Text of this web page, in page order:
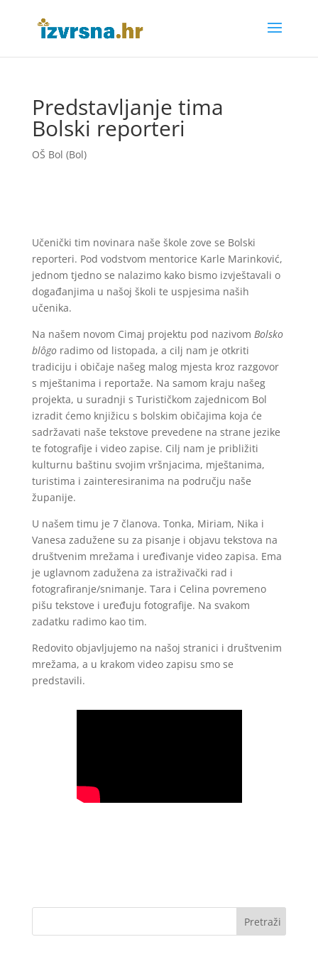
Predstavljanje tima
Bolski reporteri
OŠ Bol (Bol)
Učenički tim novinara naše škole zove se Bolski
reporteri. Pod vodstvom mentorice Karle Marinković,
jednom tjedno se nalazimo kako bismo izvještavali o
događanjima u našoj školi te uspjesima naših
učenika.
Na našem novom Cimaj projektu pod nazivom Bolsko
blôgoradimo od listopada, a cilj nam je otkriti
tradiciju i običaje našeg malog mjesta kroz razgovor
s mještanima i reportaže. Na samom kraju našeg
projekta, u suradnji s Turističkom zajednicom Bol
izradit ćemo knjižicu s bolskim običajima koja će
sadržavati naše tekstove prevedene na strane jezike
te fotografije i video zapise. Cilj nam je približiti
kulturnu baštinu svojim vršnjacima, mještanima,
turistima i zainteresiranima na području naše
županije.
U našem timu je 7 članova. Tonka, Miriam, Nika i
Vanesa zadužene su za pisanje i objavu tekstova na
društvenim mrežama i uređivanje video zapisa. Ema
je uglavnom zadužena za istraživački rad i
fotografiranje/snimanje. Tara i Celina povremeno
pišu tekstove i uređuju fotografije. Na svakom
zadatku radimo kao tim.
Redovito objavljujemo na našoj stranici i društvenim
mrežama, a u krakom video zapisu smo se
predstavili.